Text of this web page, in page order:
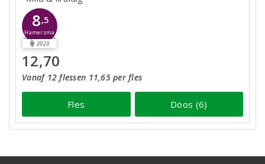
8,5
Hamersma
2023
12,70
Vanaf 12 flessen 11,65 per fles
Fles Doos (6)